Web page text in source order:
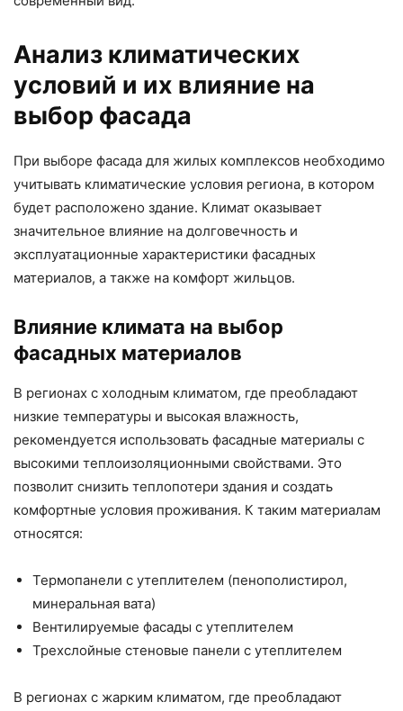
Анализ климатических
условий и их влияние на
выбор фасада
При выборе фасада для жилых комплексов необходимо
учитывать климатические условия региона, в котором
будет расположено здание. Климат оказывает
значительное влияние на долговечность и
эксплуатационные характеристики фасадных
материалов, а также на комфорт жильцов.
Влияние климата на выбор
фасадных материалов
В регионах с холодным климатом, где преобладают
низкие температуры и высокая влажность,
рекомендуется использовать фасадные материалы с
высокими теплоизоляционными свойствами. Это
позволит снизить теплопотери здания и создать
комфортные условия проживания. К таким материалам
относятся:
Термопанели с утеплителем (пенополистирол,
минеральная вата)
Вентилируемые фасады с утеплителем
Трехслойные стеновые панели с утеплителем
В регионах с жарким климатом, где преобладают